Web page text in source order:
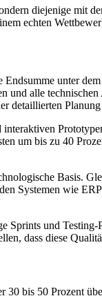
diejenige mit
echten
unter
und alle
detaillierten
interaktiven
um bis zu 40
Basis.
Systemen wie
Sprints und
dass diese
bis 50 Prozent